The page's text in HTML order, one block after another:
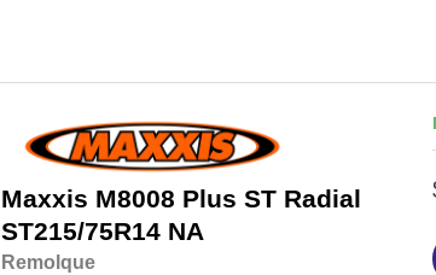
Maxxis M8008 Plus ST Radial
ST215/75R14NA
Remolque